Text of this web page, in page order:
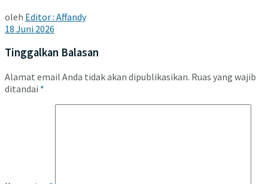
oleh Editor : Affandy
18 Juni 2026
Tinggalkan Balasan
Alamat email Anda tidak akan dipublikasikan. Ruas yang wajib
ditandai *